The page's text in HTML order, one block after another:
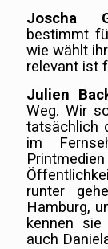
Joscha
bestimmt
wie wählt
relevant ist
Julien
Weg. Wir
tatsächlich
im
runter
Hamburg,
kennen
auch